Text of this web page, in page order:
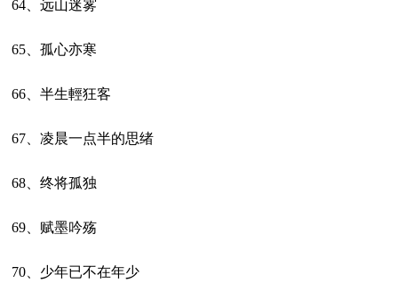
64、远山迷雾
65、孤心亦寒
66、半生輕狂客
67、凌晨一点半的思绪
68、终将孤独
69、赋墨吟殇
70、少年已不在年少